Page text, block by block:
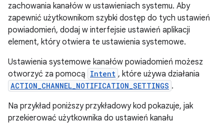
zachowania kanałów w ustawieniach systemu. Aby
zapewnić użytkownikom szybki dostęp do tych ustawień
powiadomień, dodaj w interfejsie ustawień aplikacji
element, który otwiera te ustawienia systemowe.
Ustawienia systemowe kanałów powiadomień możesz
otworzyć za pomocą Intent , które używa działania
ACTION_CHANNEL_NOTIFICATION_SETTINGS .
Na przykład poniższy przykładowy kod pokazuje, jak
przekierować użytkownika do ustawień kanału